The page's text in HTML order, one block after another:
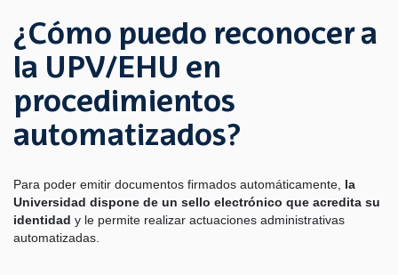
¿Cómo puedo reconocer a
la UPV/EHU en
procedimientos
automatizados?
Para poder emitir documentos firmados automáticamente, la
Universidad dispone de un sello electrónico que acredita su
identidad y le permite realizar actuaciones administrativas
automatizadas.